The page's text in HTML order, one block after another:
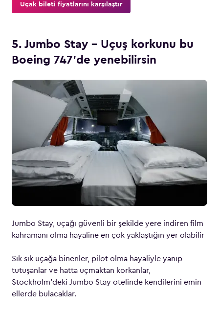
Uçak bileti fiyatlarını karşılaştır
5. Jumbo Stay – Uçuş korkunu bu
Boeing 747’de yenebilirsin
Jumbo Stay, uçağı güvenli bir şekilde yere indiren film
kahramanı olma hayaline en çok yaklaştığın yer olabilir
Sık sık uçağa binenler, pilot olma hayaliyle yanıp
tutuşanlar ve hatta uçmaktan korkanlar,
Stockholm’deki Jumbo Stay otelinde kendilerini emin
ellerde bulacaklar.